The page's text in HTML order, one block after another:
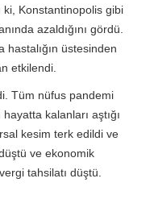
ki, Konstantinopolis gibi
azaldığını gördü.
üstesinden
etkilendi.
Tüm nüfus pandemi
kalanları aştığı
kesim terk edildi ve
ve ekonomik
tahsilatı düştü.